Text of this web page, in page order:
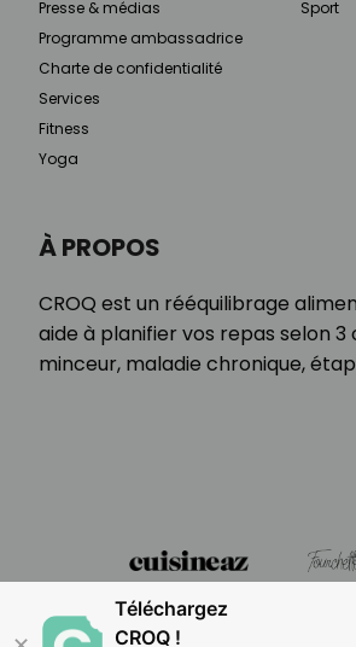
À PROPOS
CROQ est un rééquilibrage
aide à planifier vos repas selon 3
minceur, maladie chronique,
Presse & médias
Programme ambassadrice
Charte de confidentialité
Services
Fitness
Yoga
Sport
Téléchargez
CROQ !